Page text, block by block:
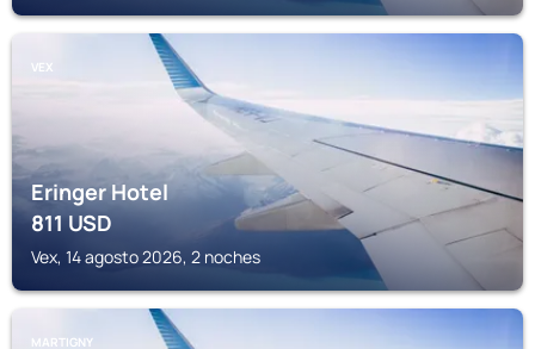
VEX
Eringer Hotel
811USD
Vex, 14 agosto 2026, 2 noches
MARTIGNY